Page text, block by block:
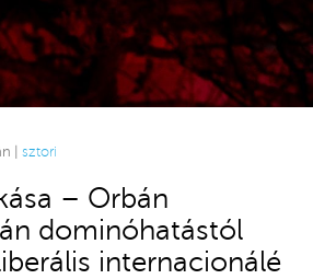
| sztori
– Orbán
dominóhatástól
internacionálé